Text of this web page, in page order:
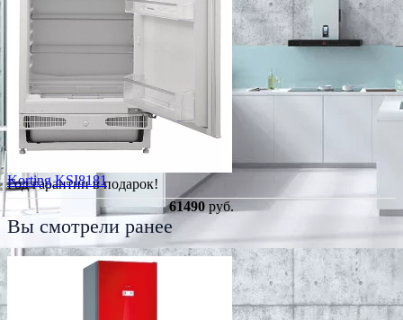
Год гарантии в подарок!
Korting KSI8181
61490 руб.
Вы смотрели ранее